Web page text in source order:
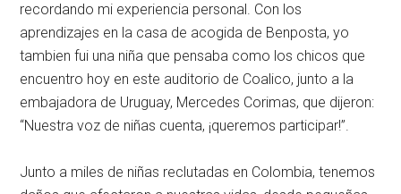
recordando mi experiencia personal. Con los
aprendizajes en la casa de acogida de Benposta, yo
tambien fui una niña que pensaba como los chicos que
encuentro hoy en este auditorio de Coalico, junto a la
embajadora de Uruguay, Mercedes Corimas, que dijeron:
“Nuestra voz de niñas cuenta, ¡queremos participar!”.
Junto a miles de niñas reclutadas en Colombia, tenemos